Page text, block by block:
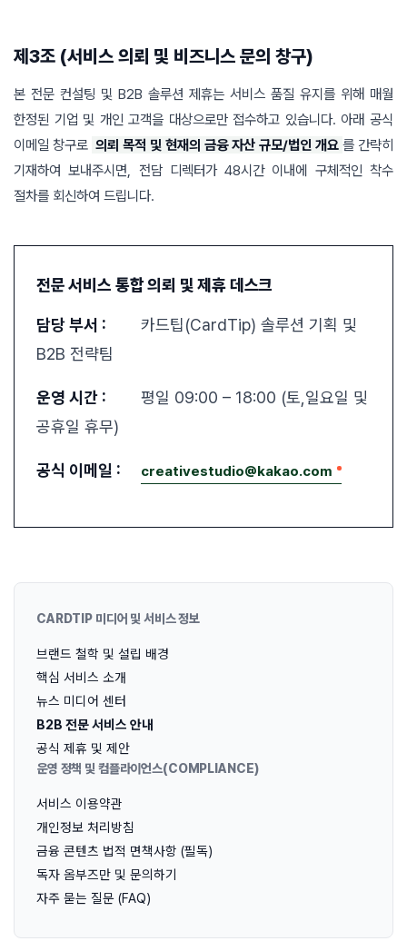
제3조 (서비스 의뢰 및 비즈니스 문의 창구)
본 전문 컨설팅 및 B2B 솔루션 제휴는 서비스 품질 유지를 위해 매월
한정된 기업 및 개인 고객을 대상으로만 접수하고 있습니다. 아래 공식
이메일 창구로 의뢰 목적 및 현재의 금융 자산 규모/법인 개요 를 간략히
기재하여 보내주시면, 전담 디렉터가 48시간 이내에 구체적인 착수
절차를 회신하여 드립니다.
전문 서비스 통합 의뢰 및 제휴 데스크
담당 부서 :
카드팁(CardTip) 솔루션 기획 및
B2B 전략팀
운영 시간 :
평일 09:00 – 18:00 (토,일요일 및
공휴일 휴무)
공식 이메일 : creativestudio@kakao.com
CARDTIP 미디어 및 서비스 정보
브랜드 철학 및 설립 배경
핵심 서비스 소개
뉴스 미디어 센터
B2B 전문 서비스 안내
공식 제휴 및 제안
운영 정책 및 컴플라이언스(COMPLIANCE)
서비스 이용약관
개인정보 처리방침
금융 콘텐츠 법적 면책사항 (필독)
독자 옴부즈만 및 문의하기
자주 묻는 질문 (FAQ)